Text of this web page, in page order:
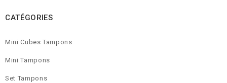
CATÉGORIES
Mini Cubes Tampons
Mini Tampons
Set Tampons